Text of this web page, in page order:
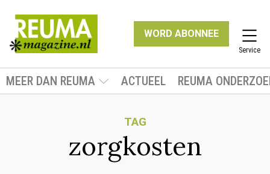
WORD ABONNEE
Service
MEER DAN REUMA ACTUEEL REUMA
TAG
zorgkosten